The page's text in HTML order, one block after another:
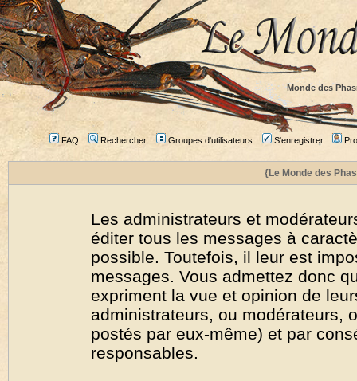
Monde des
FAQ Rechercher Groupes d'utilisateurs S'enregistrer
{Le Monde des
Les administrateurs et
éditer tous les messages à
possible. Toutefois, il leur est
messages. Vous admettez donc
expriment la vue et opinion de
administrateurs, ou modérateurs,
postés par eux-même) et par
responsables.